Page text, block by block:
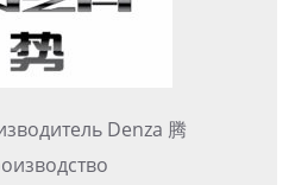
Denza 腾